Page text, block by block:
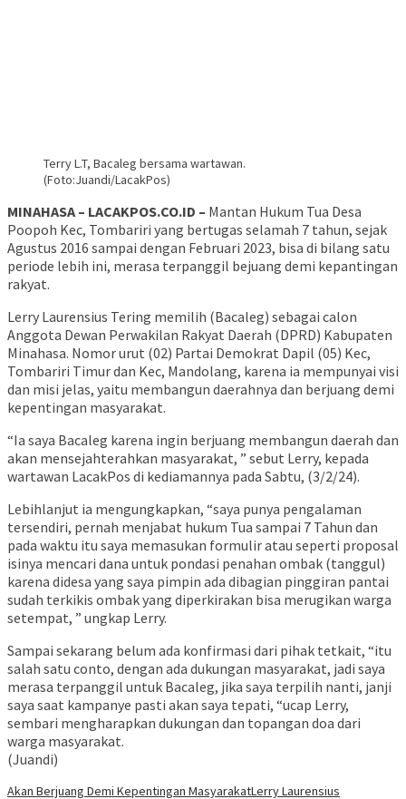
Terry L.T, Bacaleg bersama wartawan.
(Foto:Juandi/LacakPos)
MINAHASA – LACAKPOS.CO.ID – Mantan Hukum Tua Desa
Poopoh Kec, Tombariri yang bertugas selamah 7 tahun, sejak
Agustus 2016 sampai dengan Februari 2023, bisa di bilang satu
periode lebih ini, merasa terpanggil bejuang demi kepantingan
rakyat.
Lerry Laurensius Tering memilih (Bacaleg) sebagai calon
Anggota Dewan Perwakilan Rakyat Daerah (DPRD) Kabupaten
Minahasa. Nomor urut (02) Partai Demokrat Dapil (05) Kec,
Tombariri Timur dan Kec, Mandolang, karena ia mempunyai visi
dan misi jelas, yaitu membangun daerahnya dan berjuang demi
kepentingan masyarakat.
“Ia saya Bacaleg karena ingin berjuang membangun daerah dan
akan mensejahterahkan masyarakat, ” sebut Lerry, kepada
wartawan LacakPos di kediamannya pada Sabtu, (3/2/24).
Lebihlanjut ia mengungkapkan, “saya punya pengalaman
tersendiri, pernah menjabat hukum Tua sampai 7 Tahun dan
pada waktu itu saya memasukan formulir atau seperti proposal
isinya mencari dana untuk pondasi penahan ombak (tanggul)
karena didesa yang saya pimpin ada dibagian pinggiran pantai
sudah terkikis ombak yang diperkirakan bisa merugikan warga
setempat, ” ungkap Lerry.
Sampai sekarang belum ada konfirmasi dari pihak tetkait, “itu
salah satu conto, dengan ada dukungan masyarakat, jadi saya
merasa terpanggil untuk Bacaleg, jika saya terpilih nanti, janji
saya saat kampanye pasti akan saya tepati, “ucap Lerry,
sembari mengharapkan dukungan dan topangan doa dari
warga masyarakat.
(Juandi)
Akan Berjuang Demi Kepentingan MasyarakatLerry Laurensius